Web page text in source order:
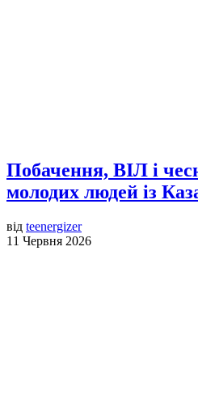
Побачення, ВІЛ і
молодих людей із
від teenergizer
11 Червня 2026